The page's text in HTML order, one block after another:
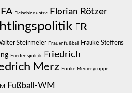
Fleischindustrie Florian Rötzer
FR
Steinmeier Frauenfußball Frauke Steffens
Friedenspolitik
Friedrich
Merz Funke-Mediengruppe
Fußball-WM